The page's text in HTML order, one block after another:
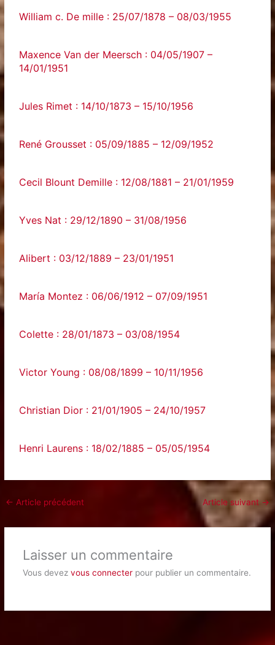
William c. De mille : 25/07/1878 – 08/03/1955
Maxence Van der Meersch : 04/05/1907 –
14/01/1951
Jules Rimet : 14/10/1873 – 15/10/1956
René Grousset : 05/09/1885 – 12/09/1952
Cecil Blount Demille : 12/08/1881 – 21/01/1959
Yves Nat : 29/12/1890 – 31/08/1956
Alibert : 03/12/1889 – 23/01/1951
María Montez : 06/06/1912 – 07/09/1951
Colette : 28/01/1873 – 03/08/1954
Victor Young : 08/08/1899 – 10/11/1956
Christian Dior : 21/01/1905 – 24/10/1957
Henri Laurens : 18/02/1885 – 05/05/1954
← Article précédent Article suivant→
Laisser un commentaire
Vous devez vous connecterpour publier un commentaire.